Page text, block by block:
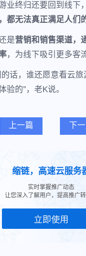
业终归还要回到线下，
都无法真正满足人们
是营销和销售渠道，
，为线下吸引更多客
的话，谁还愿意看云
验的”，老K说。
上一篇 下
缩链，高速云服务
实时掌握推广动态
让您深入了解用户，提高推广
立即使用